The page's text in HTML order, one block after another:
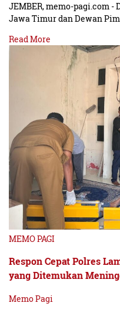
JEMBER, memo-pagi.com -
Jawa Timur dan Dewan
Read More
MEMO PAGI
Respon Cepat Polres
yang Ditemukan
Memo Pagi